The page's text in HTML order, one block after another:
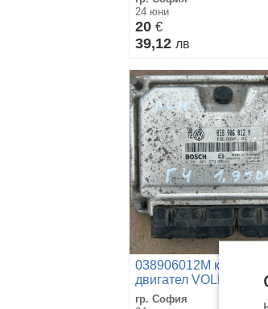
24 юни
20 €
39,12 лв
038906012M компютър
двигател
GOLF 4 1.9TDI ALH
гр. София